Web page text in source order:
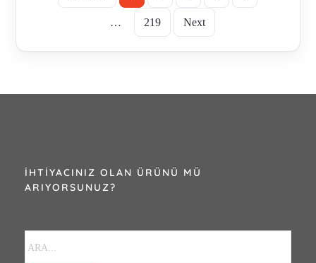
… 219 Next
İHTIYACINIZ OLAN ÜRÜNÜ MÜ
ARIYORSUNUZ?